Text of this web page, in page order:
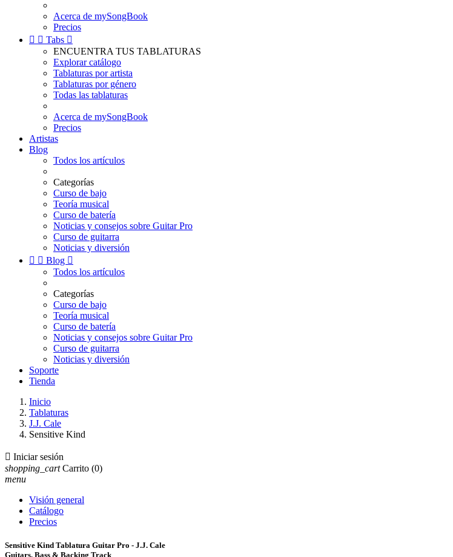
Acerca de mySongBook
Precios
  Tabs 
ENCUENTRA TUS TABLATURAS
Explorar catálogo
Tablaturas por artista
Tablaturas por género
Todas las tablaturas
Acerca de mySongBook
Precios
Artistas
Blog
Todos los artículos
Categorías
Curso de bajo
Teoría musical
Curso de batería
Noticias y consejos sobre Guitar Pro
Curso de guitarra
Noticias y diversión
  Blog 
Todos los artículos
Categorías
Curso de bajo
Teoría musical
Curso de batería
Noticias y consejos sobre Guitar Pro
Curso de guitarra
Noticias y diversión
Soporte
Tienda
Inicio
Tablaturas
J.J. Cale
Sensitive Kind
 Iniciar sesión
shopping_cart Carrito (0)
menu
Visión general
Catálogo
Precios
Sensitive Kind Tablatura Guitar Pro - J.J. Cale
Guitars, Bass & Backing Track